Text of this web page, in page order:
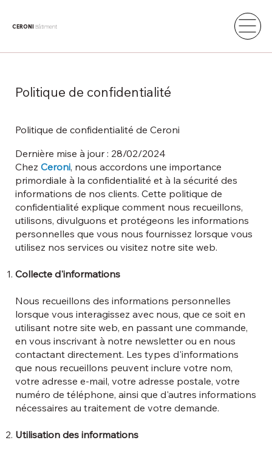
CERONI Bâtiment
Politique de confidentialité
Politique de confidentialité de Ceroni
Dernière mise à jour : 28/02/2024
ChezCeroni, nous accordons une importance
primordiale à la confidentialité et à la sécurité des
informations de nos clients. Cette politique de
confidentialité explique comment nous recueillons,
utilisons, divulguons et protégeons les informations
personnelles que vous nous fournissez lorsque vous
utilisez nos services ou visitez notre site web.
Collecte d'informations
Nous recueillons des informations personnelles
lorsque vous interagissez avec nous, que ce soit en
utilisant notre site web, en passant une commande,
en vous inscrivant à notre newsletter ou en nous
contactant directement. Les types d'informations
que nous recueillons peuvent inclure votre nom,
votre adresse e-mail, votre adresse postale, votre
numéro de téléphone, ainsi que d'autres informations
nécessaires au traitement de votre demande.
Utilisation des informations